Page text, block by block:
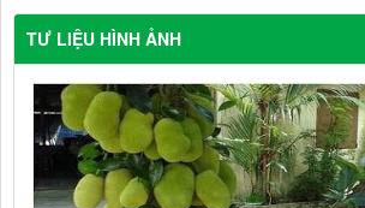
TƯ LIỆU HÌNH ẢNH